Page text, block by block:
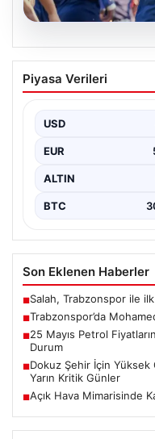
topbaşı yaptı!
Çalışmasına
Piyasa Verileri
USD
EUR
ALTIN
BTC
Son Eklenen Haberler
■Salah, Trabzonspor ile ilk
■Trabzonspor’da
■25 Mayıs Petrol
Durum
■Dokuz Şehir İçin Yüksek
Yarın Kritik Günler
■Açık Hava Mimarisinde